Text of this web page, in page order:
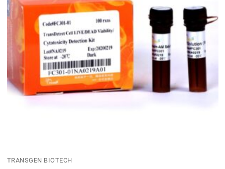
TRANSGEN BIOTECH